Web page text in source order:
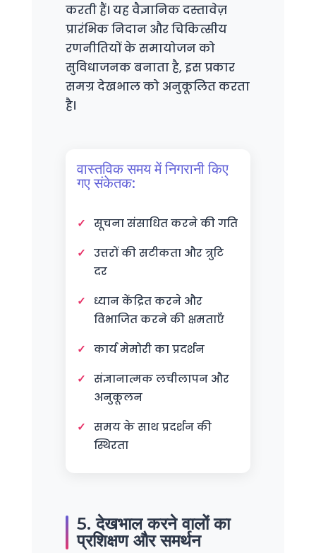
करती हैं। यह वैज्ञानिक दस्तावेज़
प्रारंभिक निदान और चिकित्सीय
रणनीतियों के समायोजन को
सुविधाजनक बनाता है, इस प्रकार
समग्र देखभाल को अनुकूलित करता
है।
वास्तविक समय में निगरानी किए
गए संकेतक:
सूचना संसाधित करने की गति
उत्तरों की सटीकता और त्रुटि
दर
ध्यान केंद्रित करने और
विभाजित करने की क्षमताएँ
कार्य मेमोरी का प्रदर्शन
संज्ञानात्मक लचीलापन और
अनुकूलन
समय के साथ प्रदर्शन की
स्थिरता
5. देखभाल करने वालों का
प्रशिक्षण और समर्थन